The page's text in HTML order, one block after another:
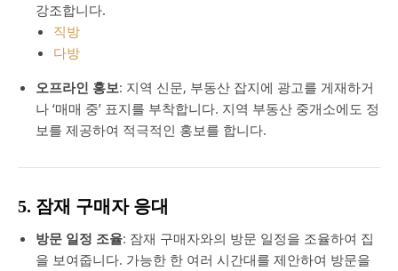
강조합니다.
직방
다방
오프라인 홍보: 지역 신문, 부동산 잡지에 광고를 게재하거
나 ‘매매 중’ 표지를 부착합니다. 지역 부동산 중개소에도 정
보를 제공하여 적극적인 홍보를 합니다.
5. 잠재 구매자 응대
방문 일정 조율: 잠재 구매자와의 방문 일정을 조율하여 집
을 보여줍니다. 가능한 한 여러 시간대를 제안하여 방문을